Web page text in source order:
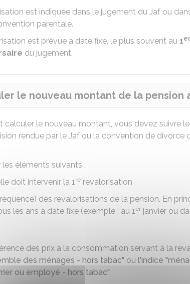
est indiquée dans le jugement du Jaf ou
parentale.
est prévue à date fixe, le plus souvent au 1er
du jugement.
le nouveau montant de la pension
calculer le nouveau montant, vous devez suivre
rendue par le Jaf ou la convention de divorce
éléments suivants :
doit intervenir la 1re revalorisation
des revalorisations de la pension. En
les ans à date fixe (exemple : au 1er janvier ou
des prix à la consommation servant à la
des ménages - hors tabac" ou l'indice
ou employé - hors tabac"